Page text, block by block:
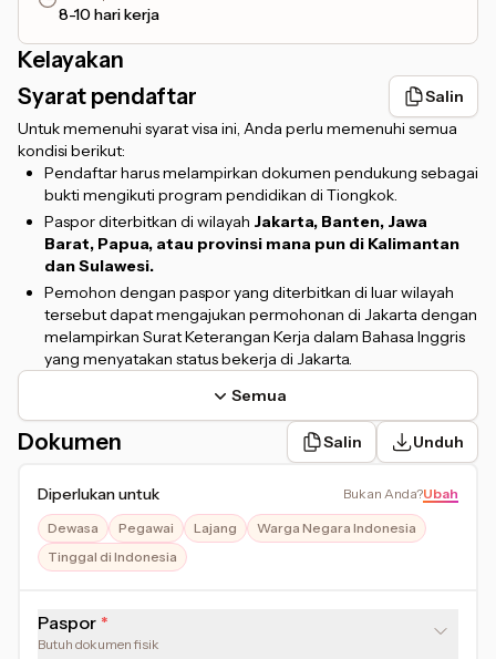
8-10 hari kerja
Kelayakan
Syarat pendaftar
Salin
Untuk memenuhi syarat visa ini, Anda perlu memenuhi semua
kondisi berikut:
Pendaftar harus melampirkan dokumen pendukung sebagai
bukti mengikuti program pendidikan di Tiongkok.
Paspor diterbitkan di wilayah Jakarta, Banten, Jawa
Barat, Papua, atau provinsi mana pun di Kalimantan
dan Sulawesi.
Pemohon dengan paspor yang diterbitkan di luar wilayah
tersebut dapat mengajukan permohonan di Jakarta dengan
melampirkan Surat Keterangan Kerja dalam Bahasa Inggris
yang menyatakan status bekerja di Jakarta.
Semua
Dokumen Salin Unduh
Diperlukan untuk Bukan Anda?Ubah
Dewasa Pegawai Lajang
Warga Negara Indonesia
Tinggal di Indonesia
Paspor
Butuh dokumen fisik